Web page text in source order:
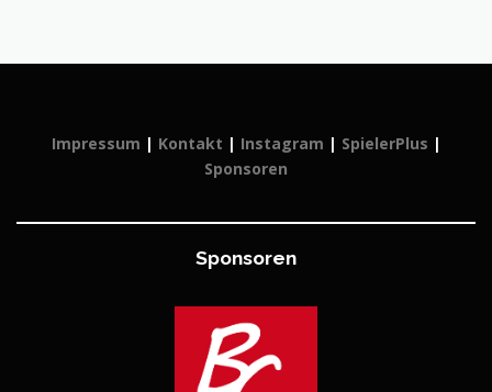
Impressum | Kontakt | Instagram | SpielerPlus |
Sponsoren
Sponsoren